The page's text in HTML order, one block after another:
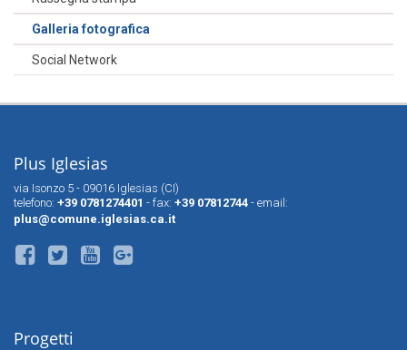
Galleria fotografica
Social Network
Plus Iglesias
via Isonzo 5 - 09016 Iglesias (CI)
telefono: +39 0781274401 - fax: +39 07812744 - email:
plus@comune.iglesias.ca.it
Progetti